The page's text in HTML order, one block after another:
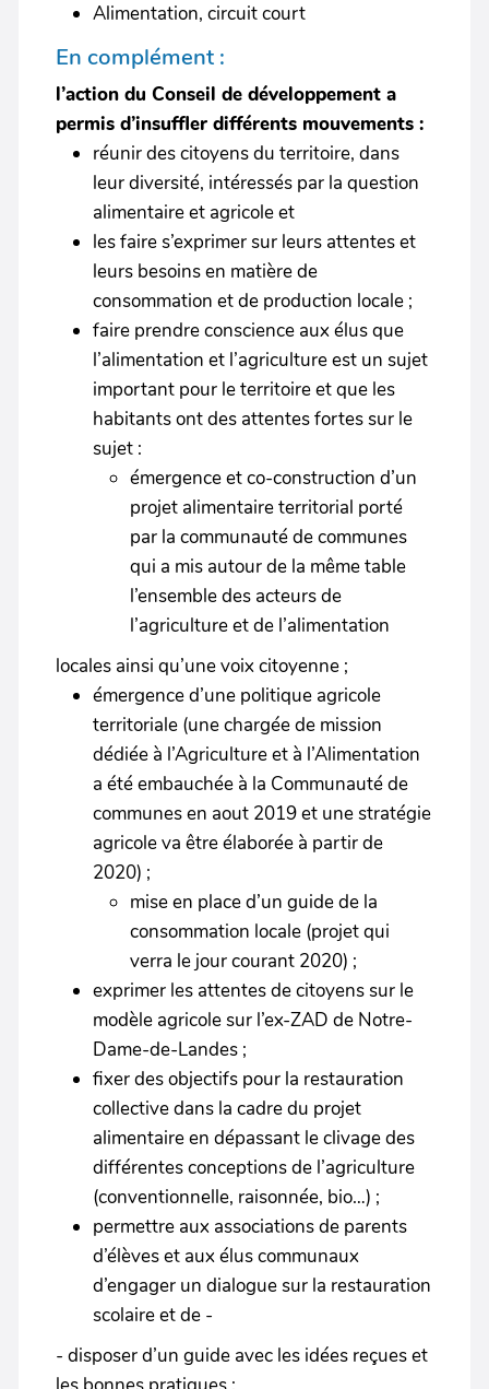
Alimentation, circuit court
En complément :
l’action du Conseil de développement a
permis d’insuffler différents mouvements :
réunir des citoyens du territoire, dans
leur diversité, intéressés par la question
alimentaire et agricole et
les faire s’exprimer sur leurs attentes et
leurs besoins en matière de
consommation et de production locale ;
faire prendre conscience aux élus que
l’alimentation et l’agriculture est un sujet
important pour le territoire et que les
habitants ont des attentes fortes sur le
sujet :
émergence et co-construction d’un
projet alimentaire territorial porté
par la communauté de communes
qui a mis autour de la même table
l’ensemble des acteurs de
l’agriculture et de l’alimentation
locales ainsi qu’une voix citoyenne ;
émergence d’une politique agricole
territoriale (une chargée de mission
dédiée à l’Agriculture et à l’Alimentation
a été embauchée à la Communauté de
communes en aout 2019 et une stratégie
agricole va être élaborée à partir de
2020) ;
mise en place d’un guide de la
consommation locale (projet qui
verra le jour courant 2020) ;
exprimer les attentes de citoyens sur le
modèle agricole sur l’ex-ZAD de Notre-
Dame-de-Landes ;
fixer des objectifs pour la restauration
collective dans la cadre du projet
alimentaire en dépassant le clivage des
différentes conceptions de l’agriculture
(conventionnelle, raisonnée, bio…) ;
permettre aux associations de parents
d’élèves et aux élus communaux
d’engager un dialogue sur la restauration
scolaire et de -
- disposer d’un guide avec les idées reçues et